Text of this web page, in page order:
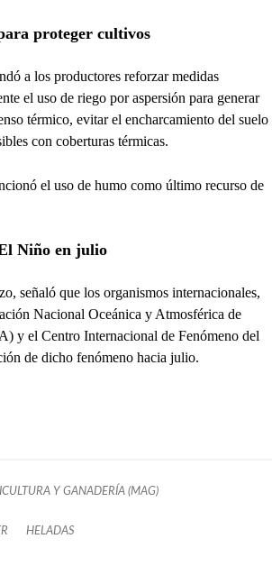
proteger cultivos
a los productores reforzar medidas
el uso de riego por aspersión para generar
térmico, evitar el encharcamiento del suelo
con coberturas térmicas.
el uso de humo como último recurso de
Niño en julio
señaló que los organismos internacionales,
Nacional Oceánica y Atmosférica de
y el Centro Internacional de Fenómeno del
de dicho fenómeno hacia julio.
Y GANADERÍA (MAG)
HELADAS